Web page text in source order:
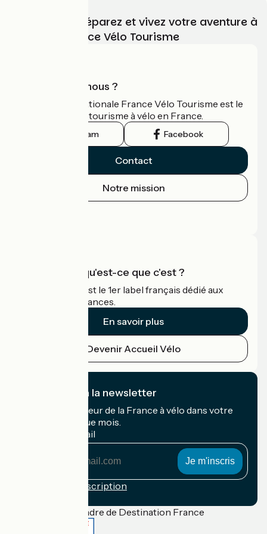
Choisissez, préparez et vivez votre aventure à
vélo avec France Vélo Tourisme
Qui sommes-nous ?
L'association nationale France Vélo Tourisme est le
guide officiel du tourisme à vélo en France.
Instagram Facebook
Contact
Notre mission
Accueil Vélo qu'est-ce que c'est ?
Accueil Vélo c'est le 1er label français dédié aux
cyclistes en vacances.
En savoir plus
Devenir Accueil Vélo
Je m'abonne à la newsletter
Recevez le meilleur de la France à vélo dans votre
boîte mail chaque mois.
Mon adresse mail
Conditions d'inscription
Financé dans le cadre de Destination France